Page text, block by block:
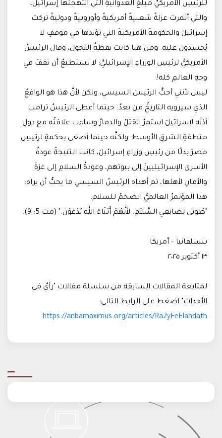
للرئيسِ الأمريكيِّ مبلغُ العدوانيةِ التي انتهجتها إسرائيل،
والتي أثمرت عزلةً شعبيةً أمريكيةً وأوروبيةً ودوليةً تركت
إسرائيلَ والحكومةَ الأمريكيةَ التي تؤيدها في موقفٍ لا
يُحسدون عليه. ومن هنا كانت نقطةُ التحول، وقال الرئيسُ
الأمريكيُّ لرئيسِ الوزراءِ الإسرائيليِّ: لا تستطيعُ أن تقفَ في
وجهِ العالمِ كله!.
ليس لأنني أحبُّ الرئيسَ السيسي، ولكن لأنَّ هذا هو الواقعُ
الذي سيرويه التاريخُ من بعدُ: حينما أعطى الرئيسُ ترامب
أذنَه لإسرائيلَ استمرَّ القتلُ والدمارُ وساءت علاقتُه مع دولِ
منطقةِ الشرقِ الأوسط؛ ولكنَّه حينما أصغى بحكمةٍ لرئيسِ
مصرَ بدلًا من رئيسِ وزراءِ إسرائيلَ، كانت النتيجةُ عودةُ
الأسرى الإسرائيليينَ إلى بيوتهم، وعودةُ السلامِ إلى غزةَ
والأمانِ لأهلها، ثم أهداه الرئيسُ السيسي ما يحبُّ أن يراه:
هذا المؤتمرُ العالميُّ الضخمُ للسلام.
"طُوبَى لِصَانِعِي السَّلاَمِ، لأَنَّهُمْ أَبْنَاءَ اللهِ يُدْعَوْنَ." (مت 5: 9).
بنسلفانيا – أمريكا
١٣ أكتوبر ٢٠٢٥
لمتابعة المقالات السابقة من سلسلة مقالات "رأيٌ في
الأحداث" اضغط على الرابط التالي:
https://anbamaximus.org/articles/Ra2yFeElahdath